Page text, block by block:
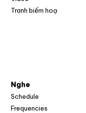
Tranh biếm hoạ
Nghe
Schedule
Frequencies